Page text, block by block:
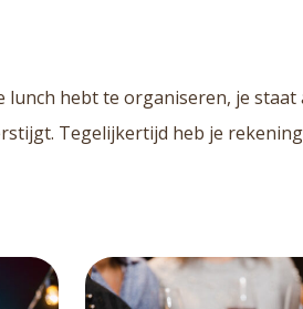
hebt te organiseren, je staat
Tegelijkertijd heb je